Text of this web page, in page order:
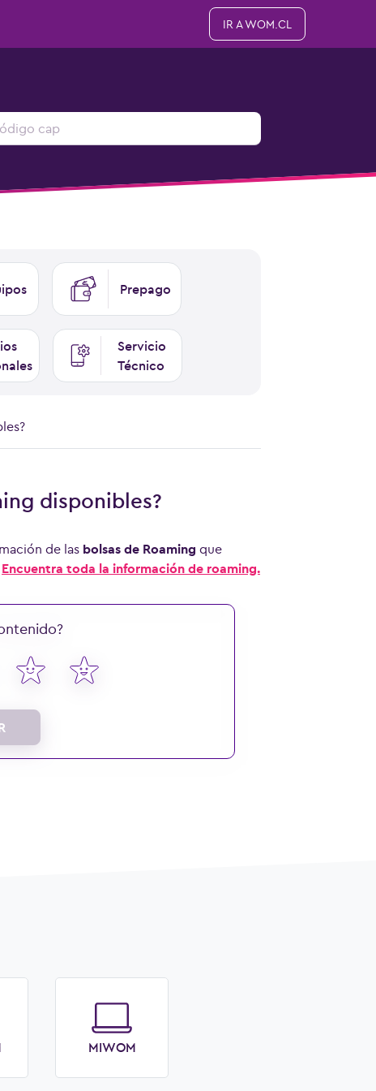
IR A WOM.CL
Prepago
Servicio
Técnico
disponibles?
de las bolsas de Roaming que
Encuentra toda la información de roaming.
MIWOM